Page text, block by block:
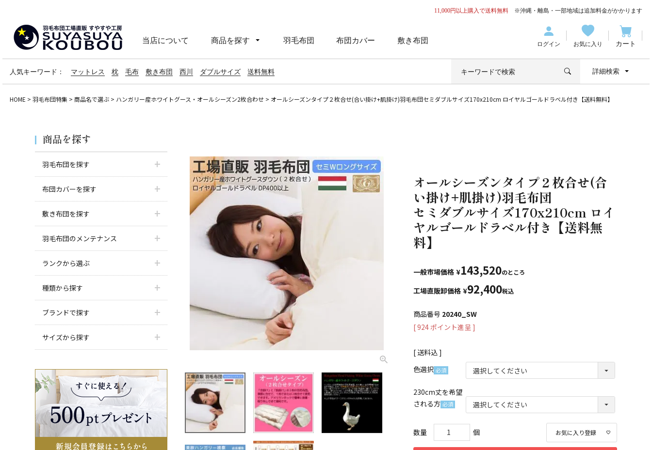
11,000円以上購入で送料無料 ※沖縄・離島・一部地域は追加料金がかかります
当店について 商品を探す 羽毛布団 布団カバー 敷き布団 ログイン お気に入り カート
人気キーワード： マットレス 枕 毛布 敷き布団 西川 ダブルサイズ 送料無料 詳細検索
HOME 羽毛布団特集 商品名で選ぶ ハンガリー産ホワイトグース・オールシーズン2枚合わせ オールシーズンタイプ２枚合せ(合い掛け+肌掛け)羽毛布団セミダブルサイズ170x210cm ロイヤルゴールドラベル付き【送料無料】
商品を探す
羽毛布団を探す
布団カバーを探す
敷き布団を探す
羽毛布団のメンテナンス
ランクから選ぶ
種類から探す
ブランドで探す
サイズから探す
オールシーズンタイプ２枚合せ(合
い掛け+肌掛け)羽毛布団
セミダブルサイズ170x210cm ロイ
ヤルゴールドラベル付き【送料無
料】
一般市場価格 ¥143,520のところ
工場直販卸価格 ¥92,400税込
商品番号 20240_SW
[924ポイント進呈 ]
送料込
色選択
須)
230cm丈を希望
される方
須)
お気に入り登録